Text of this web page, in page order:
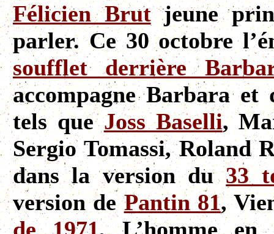
Félicien Brutjeune
parler. Ce 30 octobre
soufflet derrière
accompagne Barbara et
tels queJoss Baselli,
Sergio Tomassi, Roland
dans la version du33
version dePantin 81,